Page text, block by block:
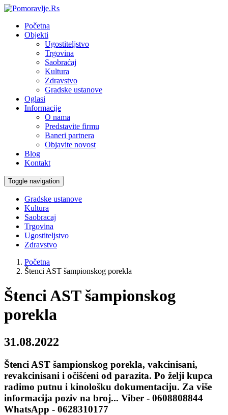
Početna
Objekti
Ugostiteljstvo
Trgovina
Saobraćaj
Kultura
Zdravstvo
Gradske ustanove
Oglasi
Informacije
O nama
Predstavite firmu
Baneri partnera
Objavite novost
Blog
Kontakt
Toggle navigation
Gradske ustanove
Kultura
Saobracaj
Trgovina
Ugostiteljstvo
Zdravstvo
Početna
Štenci AST šampionskog porekla
Štenci AST šampionskog
porekla
31.08.2022
Štenci AST šampionskog porekla, vakcinisani,
revakcinisani i očišćeni od parazita. Po želji kupca
radimo putnu i kinološku dokumentaciju. Za više
informacija poziv na broj... Viber - 0608808844
WhatsApp - 0628310177